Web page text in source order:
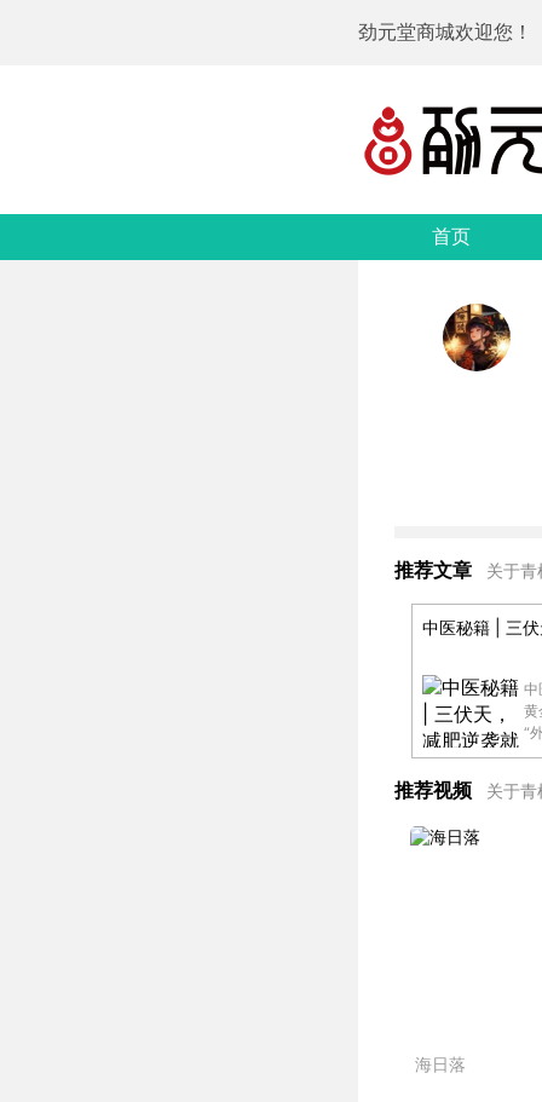
劲元堂商城欢迎您！
首页
推荐文章 关于
中医秘籍 | 三
中
黄
“
悄
推荐视频 关于
海日落